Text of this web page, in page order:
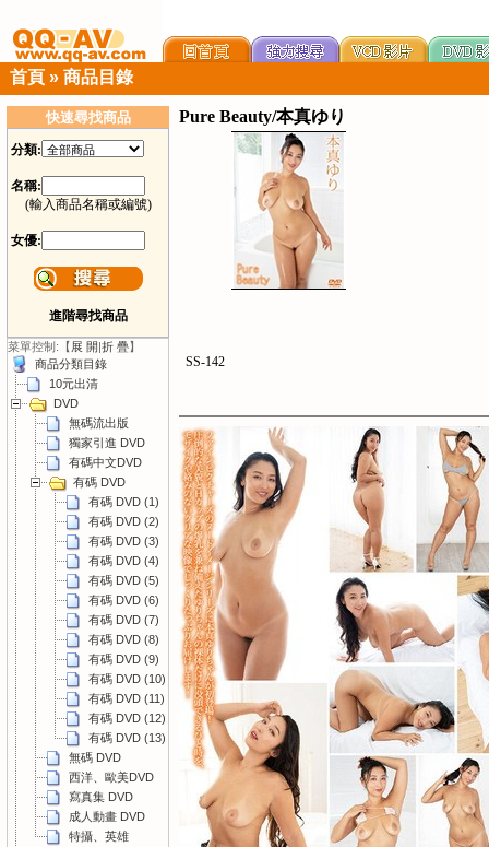
首頁 » 商品目錄
快速尋找商品
分類:
名稱:
(輸入商品名稱或編號)
女優:
進階尋找商品
菜單控制:【展 開|折 疊】
商品分類目錄
10元出清
DVD
無碼流出版
獨家引進 DVD
有碼中文DVD
有碼 DVD
有碼 DVD (1)
有碼 DVD (2)
有碼 DVD (3)
有碼 DVD (4)
有碼 DVD (5)
有碼 DVD (6)
有碼 DVD (7)
有碼 DVD (8)
有碼 DVD (9)
有碼 DVD (10)
有碼 DVD (11)
有碼 DVD (12)
有碼 DVD (13)
無碼 DVD
西洋、歐美DVD
寫真集 DVD
成人動畫 DVD
特攝、英雄
Pure Beauty/本真ゆり
SS-142